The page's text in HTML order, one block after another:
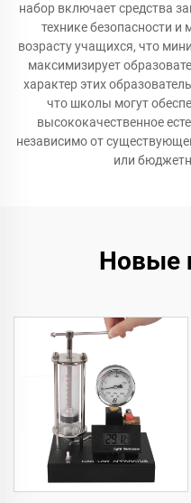
набор включает средства
технике безопасности
возрасту учащихся, что
максимизирует
характер этих
что школы могут
высококачественное
независимо от
или
Новые